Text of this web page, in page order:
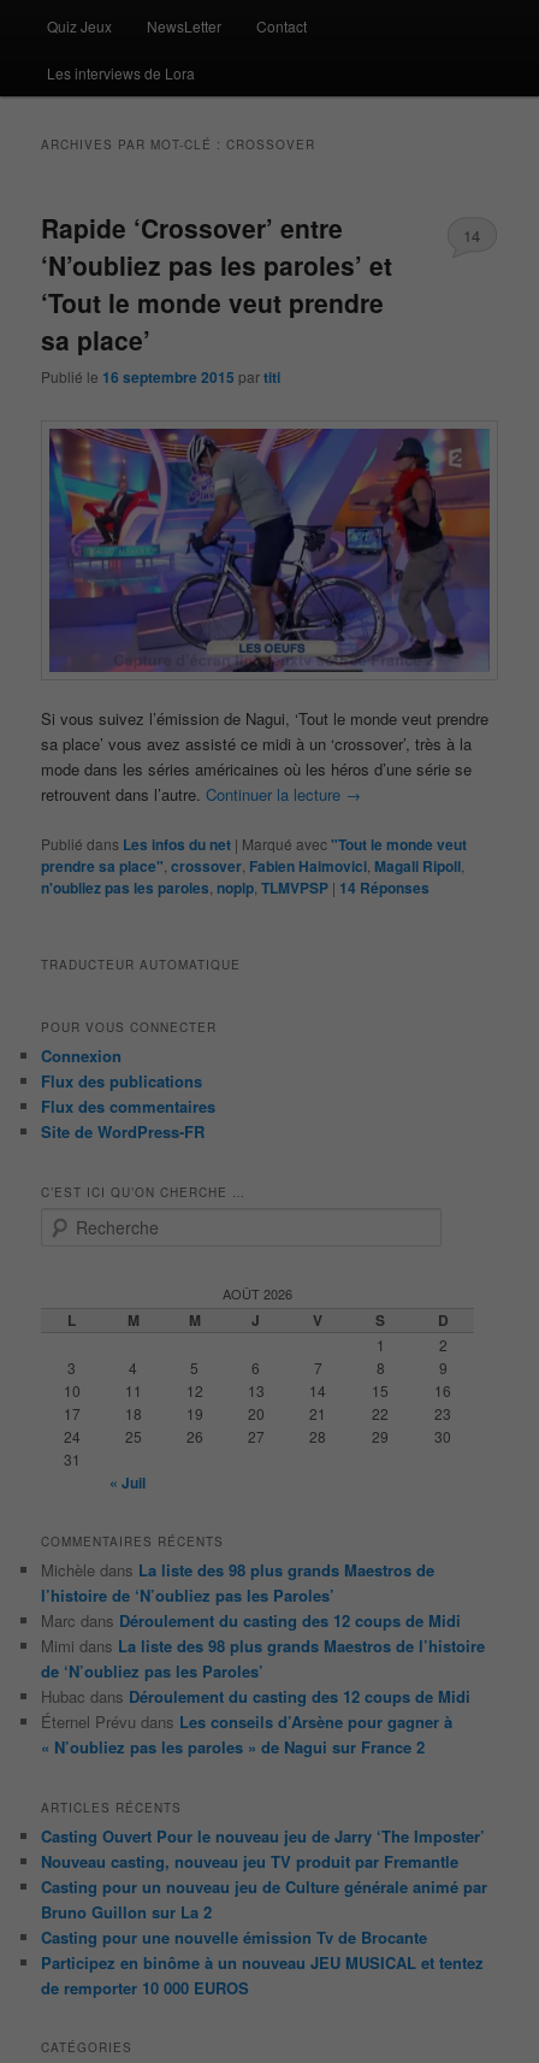
Quiz Jeux NewsLetter Contact
Les interviews de Lora
ARCHIVES PAR MOT-CLÉ :CROSSOVER
Rapide ‘Crossover’ entre
‘N’oubliez pas les paroles’ et
‘Tout le monde veut prendre
sa place’
Publié le 16 septembre 2015 partiti
14
Si vous suivez l’émission de Nagui, ‘Tout le monde veut prendre
sa place’ vous avez assisté ce midi à un ‘crossover’, très à la
mode dans les séries américaines où les héros d’une série se
retrouvent dans l’autre.Continuer la lecture →
Publié dans Les infos du net | Marqué avec"Tout le monde veut
prendre sa place" ,crossover Fabien Haimovici Magali Ripoll
n'oubliez pas les paroles noplp ,TLMVPSP | 14 Réponses
TRADUCTEUR AUTOMATIQUE
POUR VOUS CONNECTER
Connexion
Flux des publications
Flux des commentaires
Site de WordPress-FR
C’EST ICI QU’ON CHERCHE …
AOÛT 2026
L M M J V S D
1
2
3
4 5 6 7 8
9
10
11 12 13 14 15
16
17
18 19 20 21 22
23
24
25 26 27 28 29
30
31
« Juil
COMMENTAIRES RÉCENTS
Michèle dans La liste des 98 plus grands Maestros de
l’histoire de ‘N’oubliez pas les Paroles’
Marc dans Déroulement du casting des 12 coups de Midi
Mimi dans La liste des 98 plus grands Maestros de l’histoire
de ‘N’oubliez pas les Paroles’
Hubac dans Déroulement du casting des 12 coups de Midi
Éternel Prévu dans Les conseils d’Arsène pour gagner à
« N’oubliez pas les paroles » de Nagui sur France 2
ARTICLES RÉCENTS
Casting Ouvert Pour le nouveau jeu de Jarry ‘The Imposter’
Nouveau casting, nouveau jeu TV produit par Fremantle
Casting pour un nouveau jeu de Culture générale animé par
Bruno Guillon sur La 2
Casting pour une nouvelle émission Tv de Brocante
Participez en binôme à un nouveau JEU MUSICAL et tentez
de remporter 10 000 EUROS
CATÉGORIES